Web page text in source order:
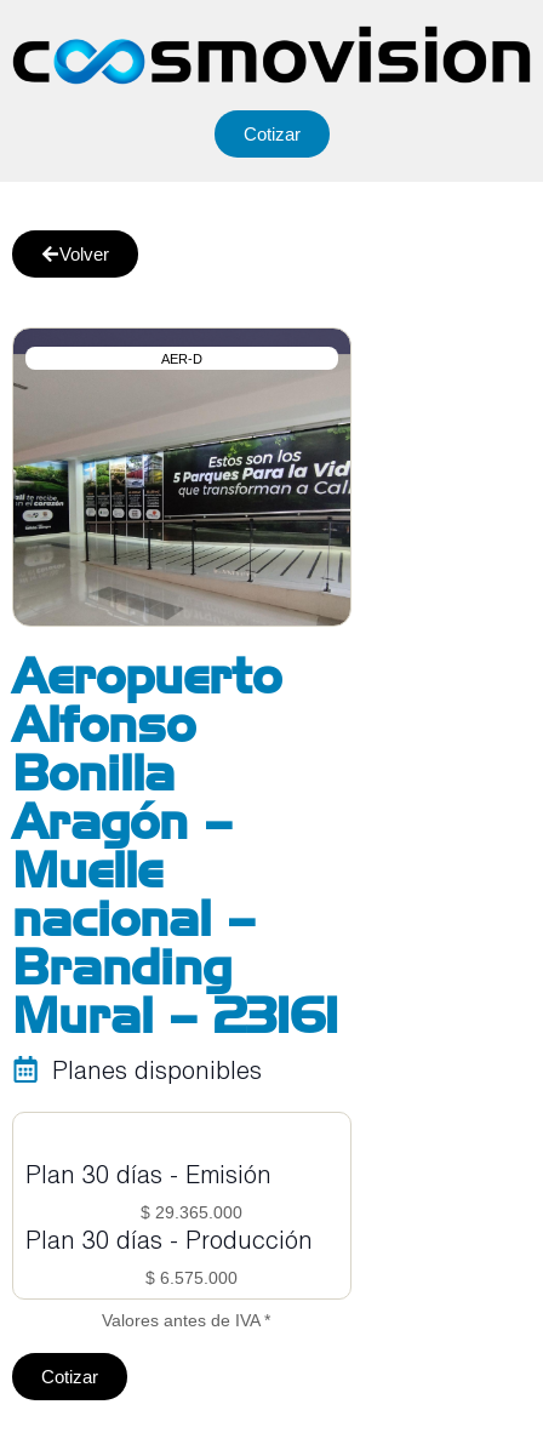
Cotizar
Volver
AER-D
Aeropuerto
Alfonso
Bonilla
Aragón –
Muelle
nacional –
Branding
Mural – 23161
Planes disponibles
Plan 30 días - Emisión
$ 29.365.000
Plan 30 días - Producción
$ 6.575.000
Valores antes de IVA *
Cotizar